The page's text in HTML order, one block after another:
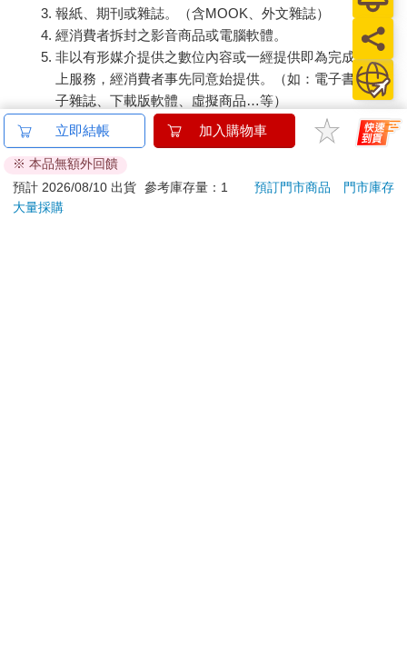
報紙、期刊或雜誌。（含MOOK、外文雜誌）
經消費者拆封之影音商品或電腦軟體。
非以有形媒介提供之數位內容或一經提供即為完成之線
上服務，經消費者事先同意始提供。（如：電子書、電
子雜誌、下載版軟體、虛擬商品…等）
已拆封之個人衛生用品。（如：內衣褲、刮鬍刀、除毛
刀…等）
若非上列種類商品，均享有到貨7天的猶豫期（含例假
日）。
辦理退換貨時，商品（組合商品恕無法接受單獨退貨）必須
立即結帳 加入購物車
※ 本品無額外回饋
預計 2026/08/10 出貨 參考庫存量：1 預訂門市商品
門市庫存
大量採購